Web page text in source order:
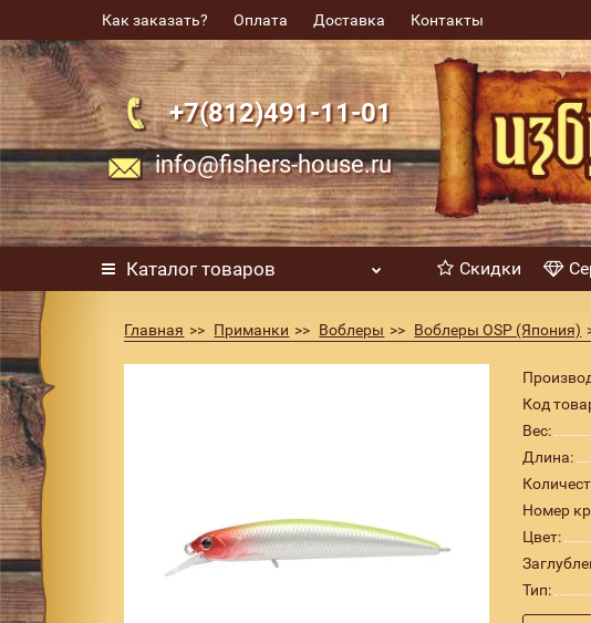
Как заказать? Оплата Доставка Контакты
+7(812)491-11-01
info@fishers-house.ru
Каталог товаров Скидки
Главная Приманки Воблеры Воблеры OSP (Япония)
Код
Вес:
Длина:
Номер
Цвет:
Тип: